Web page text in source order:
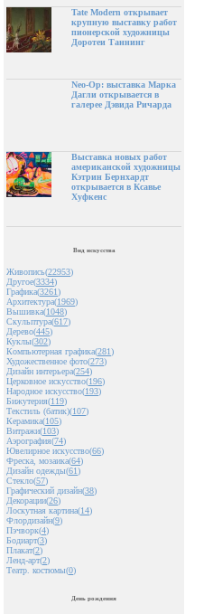
Tate Modern открывает
крупную выставку работ
пионерской художницы
Доротеи Таннинг
Neo-Op: выставка Марка
Дагли открывается в
галерее Дэвида Ричарда
Выставка новых работ
американской художницы
Кэтрин Бернхардт
открывается в Ксавье
Хуфкенс
Вид искусства
Живопись(22953)
Другое(3334)
Графика(3261)
Архитектура(1969)
Вышивка(1048)
Скульптура(617)
Дерево(445)
Куклы(302)
Компьютерная графика(281)
Художественное фото(273)
Дизайн интерьера(254)
Церковное искусство(196)
Народное искусство(193)
Бижутерия(119)
Текстиль (батик)(107)
Керамика(105)
Витражи(103)
Аэрография(74)
Ювелирное искусство(66)
Фреска, мозаика(64)
Дизайн одежды(61)
Стекло(57)
Графический дизайн(38)
Декорации(26)
Лоскутная картина(14)
Флордизайн(9)
Пэчворк(4)
Бодиарт(3)
Плакат(2)
Ленд-арт(2)
Театр. костюмы(0)
День рождения